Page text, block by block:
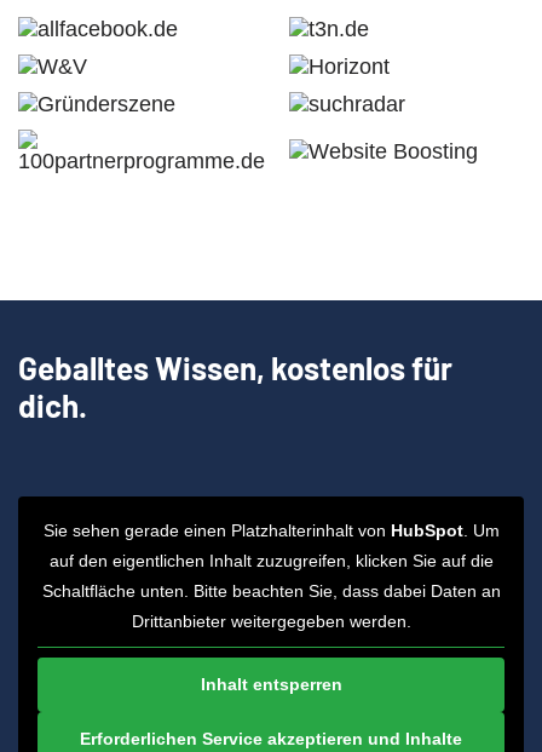
Geballtes Wissen, kostenlos für
dich.
Sie sehen gerade einen Platzhalterinhalt von HubSpot. Um
auf den eigentlichen Inhalt zuzugreifen, klicken Sie auf die
Schaltfläche unten. Bitte beachten Sie, dass dabei Daten an
Drittanbieter weitergegeben werden.
Inhalt entsperren
Erforderlichen Service akzeptieren und Inhalte